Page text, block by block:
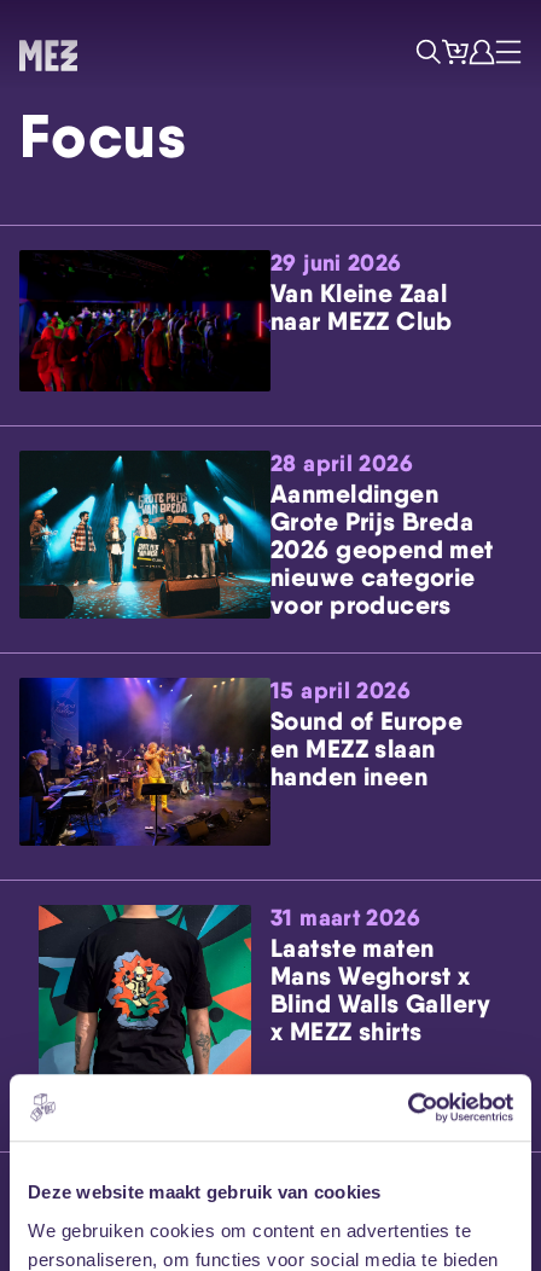
Deze website maakt gebruik van cookies
We gebruiken cookies om content en advertenties te
personaliseren, om functies voor social media te bieden
Skip navigatie
ZoekTicketsAccount
Menu
Focus
29 juni 2026
Van Kleine Zaal
naar MEZZ Club
28 april 2026
Aanmeldingen
Grote Prijs Breda
2026 geopend met
nieuwe categorie
voor producers
15 april 2026
Sound of Europe
en MEZZ slaan
handen ineen
31 maart 2026
Laatste maten
Mans Weghorst x
Blind Walls Gallery
x MEZZ shirts
27 maart 2026
Willem’s Blog:
Frans Kalf